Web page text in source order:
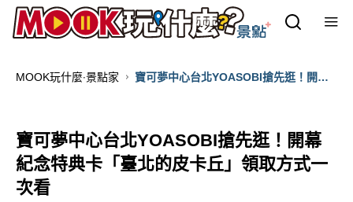
MOOK玩什麼‧景點家
寶可夢中心台北YOASOBI搶先逛！開幕
寶可夢中心台北YOASOBI搶先逛！開幕
紀念特典卡「臺北的皮卡丘」領取方式一
次看